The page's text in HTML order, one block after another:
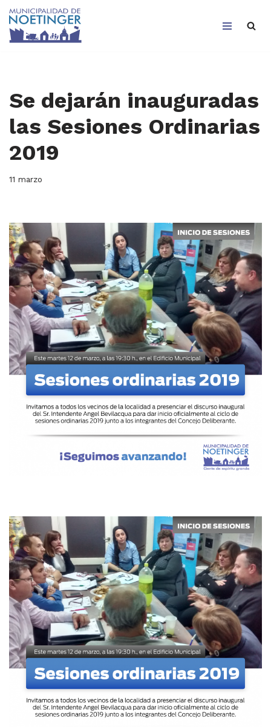
Saltar
Se dejarán inauguradas
las Sesiones Ordinarias
2019
11 marzo